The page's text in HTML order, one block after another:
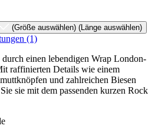
(Größe auswählen) (Länge auswählen)
(1)
einen lebendigen Wrap London-
raffinierten Details wie einem
und zahlreichen Biesen
sie mit dem passenden kurzen Rock